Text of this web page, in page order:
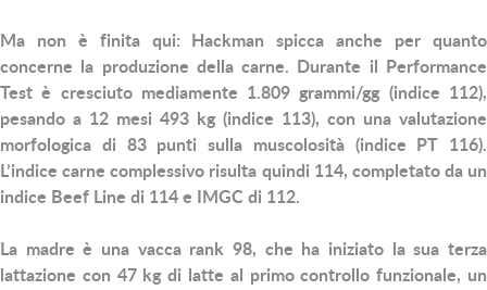
Ma non è finita qui: Hackman spicca anche per quanto
concerne la produzione della carne. Durante il Performance
Test è cresciuto mediamente 1.809 grammi/gg (indice 112),
pesando a 12 mesi 493 kg (indice 113), con una valutazione
morfologica di 83 punti sulla muscolosità (indice PT 116).
L’indice carne complessivo risulta quindi 114, completato da un
indice Beef Line di 114 e IMGC di 112.
La madre è una vacca rank 98, che ha iniziato la sua terza
lattazione con 47 kg di latte al primo controllo funzionale, un